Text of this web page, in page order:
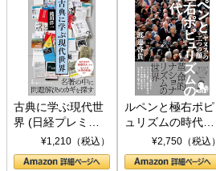
古典に学ぶ現代世
界 (日経プレミア
シリーズ)¥1,210（税込）
ルペンと極右ポピ
ュリズムの時代：
〈ヤヌス〉の二つ
の顔
¥2,750（税込）